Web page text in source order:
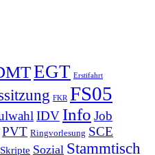
EGT Erstifahrt
FKR FS05
IDV Info Job
PVT Ringvorlesung SCE
Skripte Sozial Stammtisch